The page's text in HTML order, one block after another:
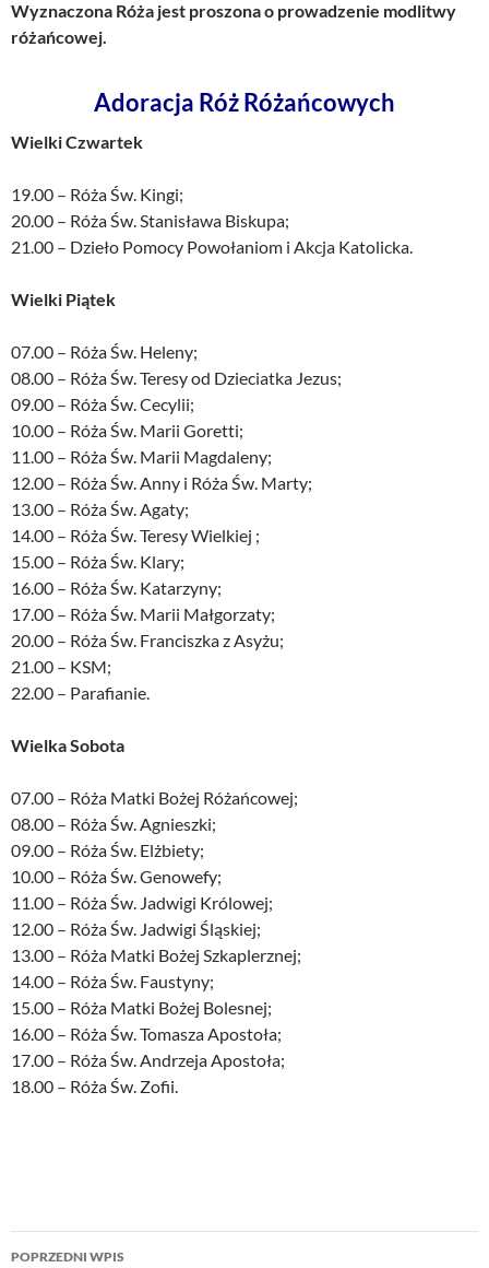
Wyznaczona Róża jest proszona o prowadzenie modlitwy
różańcowej.
Adoracja Róż Różańcowych
Wielki Czwartek
19.00 – Róża Św. Kingi;
20.00 – Róża Św. Stanisława Biskupa;
21.00 – Dzieło Pomocy Powołaniom i Akcja Katolicka.
Wielki Piątek
07.00 – Róża Św. Heleny;
08.00 – Róża Św. Teresy od Dzieciatka Jezus;
09.00 – Róża Św. Cecylii;
10.00 – Róża Św. Marii Goretti;
11.00 – Róża Św. Marii Magdaleny;
12.00 – Róża Św. Anny i Róża Św. Marty;
13.00 – Róża Św. Agaty;
14.00 – Róża Św. Teresy Wielkiej ;
15.00 – Róża Św. Klary;
16.00 – Róża Św. Katarzyny;
17.00 – Róża Św. Marii Małgorzaty;
20.00 – Róża Św. Franciszka z Asyżu;
21.00 – KSM;
22.00 – Parafianie.
Wielka Sobota
07.00 – Róża Matki Bożej Różańcowej;
08.00 – Róża Św. Agnieszki;
09.00 – Róża Św. Elżbiety;
10.00 – Róża Św. Genowefy;
11.00 – Róża Św. Jadwigi Królowej;
12.00 – Róża Św. Jadwigi Śląskiej;
13.00 – Róża Matki Bożej Szkaplerznej;
14.00 – Róża Św. Faustyny;
15.00 – Róża Matki Bożej Bolesnej;
16.00 – Róża Św. Tomasza Apostoła;
17.00 – Róża Św. Andrzeja Apostoła;
18.00 – Róża Św. Zofii.
Nawigacja
POPRZEDNI WPIS